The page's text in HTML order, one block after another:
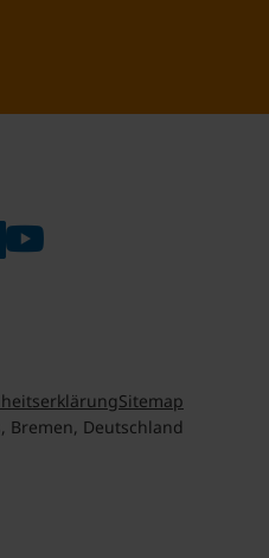
auf Facebook
uns auf Instagram
Sie uns bei LinkedIn
Besuchen Sie uns bei Xing
Besuchen Sie uns bei
Sitemap
Bremen, Deutschland